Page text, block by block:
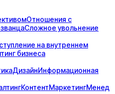
Отношения с
Сложное увольнение
на внутреннем
бизнеса
ДизайнИнформационная
КонтентМаркетингМенед